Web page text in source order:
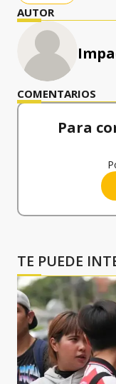
AUTOR
COMENTARIOS
Para
TE PUEDE